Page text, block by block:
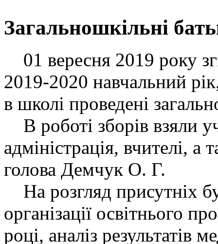
Загальношкільні
01 вересня 2019 року
2019-2020 навчальний
в школі проведені
В роботі зборів взяли
адміністрація, вчителі,
голова Демчук О. Г.
На розгляд присутніх
організації освітнього
році, аналіз результатів